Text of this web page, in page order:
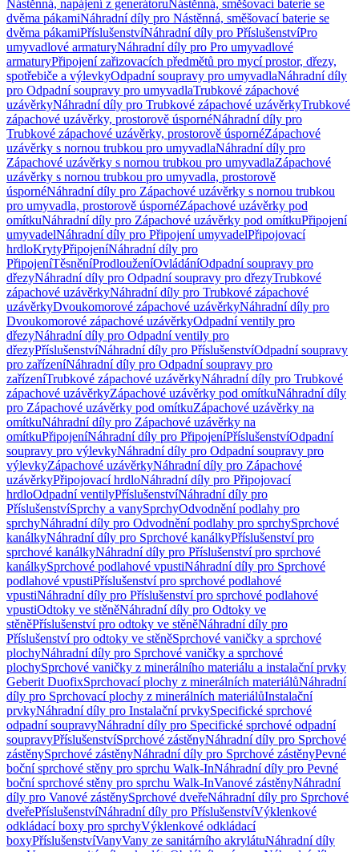
Nástěnná, napájení z generátoruNástěnná, směšovací baterie se
dvěma pákamiNáhradní díly pro Nástěnná, směšovací baterie se
dvěma pákamiPříslušenstvíNáhradní díly pro PříslušenstvíPro
umyvadlové armaturyNáhradní díly pro Pro umyvadlové
armaturyPřipojení zařizovacích předmětů pro mycí prostor, dřezy,
spotřebiče a výlevkyOdpadní soupravy pro umyvadlaNáhradní díly
pro Odpadní soupravy pro umyvadlaTrubkové zápachové
uzávěrkyNáhradní díly pro Trubkové zápachové uzávěrkyTrubkové
zápachové uzávěrky, prostorově úspornéNáhradní díly pro
Trubkové zápachové uzávěrky, prostorově úspornéZápachové
uzávěrky s nornou trubkou pro umyvadlaNáhradní díly pro
Zápachové uzávěrky s nornou trubkou pro umyvadlaZápachové
uzávěrky s nornou trubkou pro umyvadla, prostorově
úspornéNáhradní díly pro Zápachové uzávěrky s nornou trubkou
pro umyvadla, prostorově úspornéZápachové uzávěrky pod
omítkuNáhradní díly pro Zápachové uzávěrky pod omítkuPřipojení
umyvadelNáhradní díly pro Připojení umyvadelPřipojovací
hrdloKrytyPřipojeníNáhradní díly pro
PřipojeníTěsněníProdlouženíOvládáníOdpadní soupravy pro
dřezyNáhradní díly pro Odpadní soupravy pro dřezyTrubkové
zápachové uzávěrkyNáhradní díly pro Trubkové zápachové
uzávěrkyDvoukomorové zápachové uzávěrkyNáhradní díly pro
Dvoukomorové zápachové uzávěrkyOdpadní ventily pro
dřezyNáhradní díly pro Odpadní ventily pro
dřezyPříslušenstvíNáhradní díly pro PříslušenstvíOdpadní soupravy
pro zařízeníNáhradní díly pro Odpadní soupravy pro
zařízeníTrubkové zápachové uzávěrkyNáhradní díly pro Trubkové
zápachové uzávěrkyZápachové uzávěrky pod omítkuNáhradní díly
pro Zápachové uzávěrky pod omítkuZápachové uzávěrky na
omítkuNáhradní díly pro Zápachové uzávěrky na
omítkuPřipojeníNáhradní díly pro PřipojeníPříslušenstvíOdpadní
soupravy pro výlevkyNáhradní díly pro Odpadní soupravy pro
výlevkyZápachové uzávěrkyNáhradní díly pro Zápachové
uzávěrkyPřipojovací hrdloNáhradní díly pro Připojovací
hrdloOdpadní ventilyPříslušenstvíNáhradní díly pro
PříslušenstvíSprchy a vanySprchyOdvodnění podlahy pro
sprchyNáhradní díly pro Odvodnění podlahy pro sprchySprchové
kanálkyNáhradní díly pro Sprchové kanálkyPříslušenství pro
sprchové kanálkyNáhradní díly pro Příslušenství pro sprchové
kanálkySprchové podlahové vpustiNáhradní díly pro Sprchové
podlahové vpustiPříslušenství pro sprchové podlahové
vpustiNáhradní díly pro Příslušenství pro sprchové podlahové
vpustiOdtoky ve stěněNáhradní díly pro Odtoky ve
stěněPříslušenství pro odtoky ve stěněNáhradní díly pro
Příslušenství pro odtoky ve stěněSprchové vaničky a sprchové
plochyNáhradní díly pro Sprchové vaničky a sprchové
plochySprchové vaničky z minerálního materiálu a instalační prvky
Geberit DuofixSprchovací plochy z minerálních materiálůNáhradní
díly pro Sprchovací plochy z minerálních materiálůInstalační
prvkyNáhradní díly pro Instalační prvkySpecifické sprchové
odpadní soupravyNáhradní díly pro Specifické sprchové odpadní
soupravyPříslušenstvíSprchové zástěnyNáhradní díly pro Sprchové
zástěnySprchové zástěnyNáhradní díly pro Sprchové zástěnyPevné
boční sprchové stěny pro sprchu Walk-InNáhradní díly pro Pevné
boční sprchové stěny pro sprchu Walk-InVanové zástěnyNáhradní
díly pro Vanové zástěnySprchové dveřeNáhradní díly pro Sprchové
dveřePříslušenstvíNáhradní díly pro PříslušenstvíVýklenkové
odkládací boxy pro sprchyVýklenkové odkládací
boxyPříslušenstvíVanyVany ze sanitárního akrylátuNáhradní díly